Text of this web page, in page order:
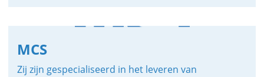
MCS
Zij zijn gespecialiseerd in het leveren van